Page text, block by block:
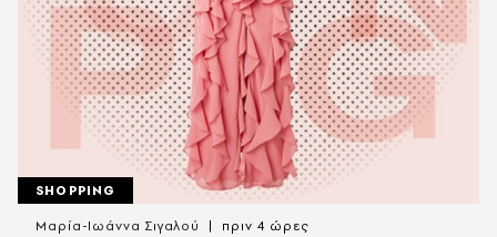
SHOPPING
Μαρία-Ιωάννα Σιγαλού πριν 4 ώρες